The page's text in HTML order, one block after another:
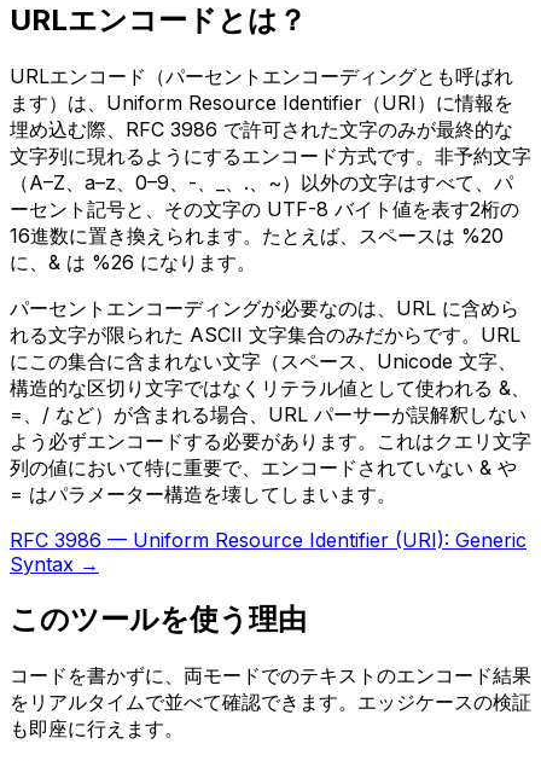
URLエンコードとは？
URLエンコード（パーセントエンコーディングとも呼ばれ
ます）は、Uniform Resource Identifier（URI）に情報を
埋め込む際、RFC 3986 で許可された文字のみが最終的な
文字列に現れるようにするエンコード方式です。非予約文字
（A–Z、a–z、0–9、-、_、.、~）以外の文字はすべて、パ
ーセント記号と、その文字の UTF-8 バイト値を表す2桁の
16進数に置き換えられます。たとえば、スペースは %20
に、& は %26 になります。
パーセントエンコーディングが必要なのは、URL に含めら
れる文字が限られた ASCII 文字集合のみだからです。URL
にこの集合に含まれない文字（スペース、Unicode 文字、
構造的な区切り文字ではなくリテラル値として使われる &、
=、/ など）が含まれる場合、URL パーサーが誤解釈しない
よう必ずエンコードする必要があります。これはクエリ文字
列の値において特に重要で、エンコードされていない & や
= はパラメーター構造を壊してしまいます。
RFC 3986 — Uniform Resource Identifier (URI): Generic
Syntax →
このツールを使う理由
コードを書かずに、両モードでのテキストのエンコード結果
をリアルタイムで並べて確認できます。エッジケースの検証
も即座に行えます。